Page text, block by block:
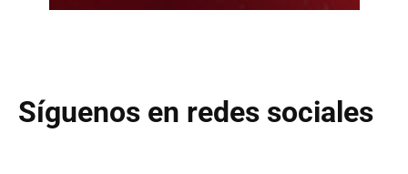
Síguenos en redes sociales